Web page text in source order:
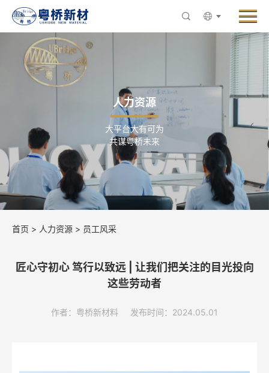
走进粤桥
产品与业务
创新与研发
ESG与可持续发展
人力资源
联系粤桥
人力资源
大平台大有可为
共谋粤桥未来
首页 > 人力资源 > 员工风采
匠心守初心 笃行以致远 | 让我们把关注的目光投向
这些劳动者
作者：粤桥新材料 发布时间：2024.05.01